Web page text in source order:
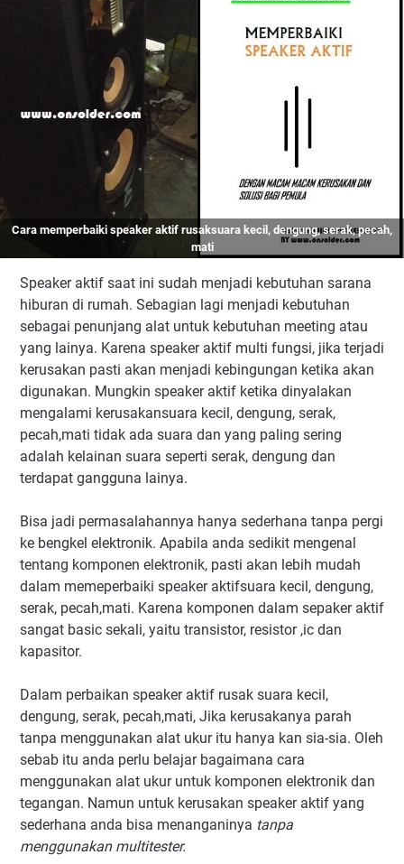
3. Cara Memperbaiki Speaker aktif hanya dengung
4. Cara Memperbaiki Speaker aktif serak
Transistor Final C4465 dan a 1695
Transistor driver
Resistor kapur
5. Cara memperbaiki Speaker aktif suara kecil
Bab 2. Bagaimana jika ternyata Speaker Aktif anda tidak
menggunakan transistor?
Cara memperbaiki speaker aktif rusaksuara kecil, dengung, serak, pecah,
mati
Speaker aktif saat ini sudah menjadi kebutuhan sarana
hiburan di rumah. Sebagian lagi menjadi kebutuhan
sebagai penunjang alat untuk kebutuhan meeting atau
yang lainya. Karena speaker aktif multi fungsi, jika terjadi
kerusakan pasti akan menjadi kebingungan ketika akan
digunakan. Mungkin speaker aktif ketika dinyalakan
mengalami kerusakansuara kecil, dengung, serak,
pecah,mati tidak ada suara dan yang paling sering
adalah kelainan suara seperti serak, dengung dan
terdapat gangguna lainya.
Bisa jadi permasalahannya hanya sederhana tanpa pergi
ke bengkel elektronik. Apabila anda sedikit mengenal
tentang komponen elektronik, pasti akan lebih mudah
dalam memeperbaiki speaker aktifsuara kecil, dengung,
serak, pecah,mati. Karena komponen dalam sepaker aktif
sangat basic sekali, yaitu transistor, resistor ,ic dan
kapasitor.
Dalam perbaikan speaker aktif rusak suara kecil,
dengung, serak, pecah,mati, Jika kerusakanya parah
tanpa menggunakan alat ukur itu hanya kan sia-sia. Oleh
sebab itu anda perlu belajar bagaimana cara
menggunakan alat ukur untuk komponen elektronik dan
tegangan. Namun untuk kerusakan speaker aktif yang
sederhana anda bisa menanganinya tanpa
menggunakan multitester.